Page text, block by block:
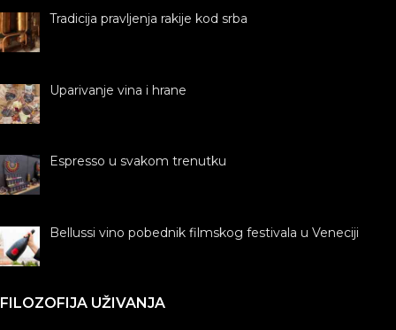
Tradicija pravljenja rakije kod srba
Uparivanje vina i hrane
Espresso u svakom trenutku
Bellussi vino pobednik filmskog festivala u Veneciji
FILOZOFIJA UŽIVANJA